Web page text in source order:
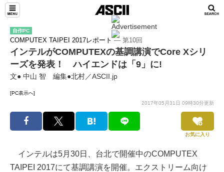
自作PC
COMPUTEX TAIPEI 2017レポート― 第10回
インテルがCOMPUTEXの基調講演でCore Xシリ
ーズを発表！ ハイエンドは「9」に!
文● 中山 智 編集●北村／ASCII.jp
[PC表示へ]
2017年05月31日 09時30分更新
お気に入り
インテルは5月30日、台北で開催中のCOMPUTEX
TAIPEI 2017にて基調講演を開催。エクストリーム向け